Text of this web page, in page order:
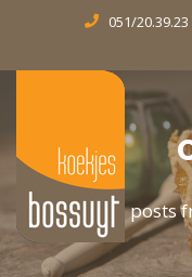
051/20.39.23
All posts